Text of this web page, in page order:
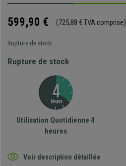
599,90 € (725,88 € TVA comprise)
Rupture de stock
Rupture de stock
Utilisation Quotidienne 4
heures
Voir description détaillée